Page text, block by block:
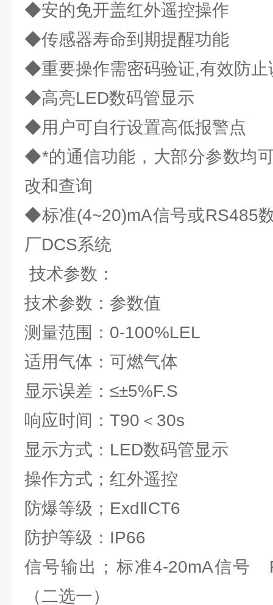
◆安的免开盖红外遥控操作
◆传感器寿命到期提醒功能
◆重要操作需密码验证,有效防止
◆高亮LED数码管显示
◆用户可自行设置高低报警点
◆*的通信功能，大部分参数均
改和查询
◆标准(4~20)mA信号或RS485
厂DCS系统
技术参数：
技术参数：参数值
测量范围：0-100%LEL
适用气体：可燃气体
显示误差：≤±5%F.S
响应时间：T90＜30s
显示方式：LED数码管显示
操作方式；红外遥控
防爆等级；ExdⅡCT6
防护等级：IP66
信号输出；标准4-20mA信号
（二选一）